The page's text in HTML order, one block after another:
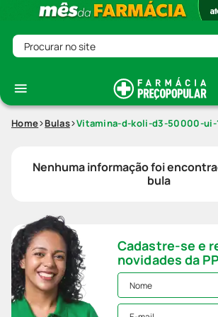
Procurar no site
Home Bulas Vitamina-d-koli-d3-50000-ui-
Nenhuma informação foi
bula
Cadastre-se e
novidades da PP